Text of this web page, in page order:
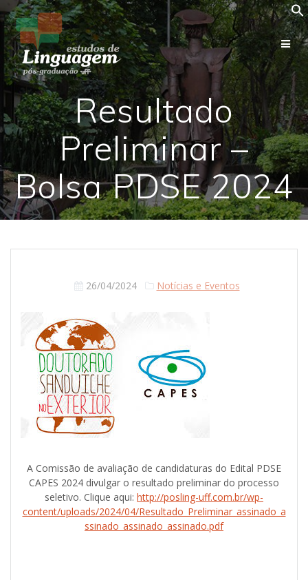
Skip
to
content
Resultado
Preliminar –
Bolsa PDSE 2024
26/04/2024 Notícias e Eventos
A Comissão de avaliação de candidaturas do Edital PDSE
CAPES 2024 divulgar o resultado preliminar do processo
seletivo. Clique aqui: http://posling-uff.com.br/wp-
content/uploads/2024/04/Resultado_Preliminar_assinado_a
ssinado_assinado_assinado.pdf